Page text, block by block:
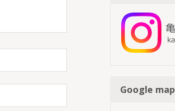
Google map